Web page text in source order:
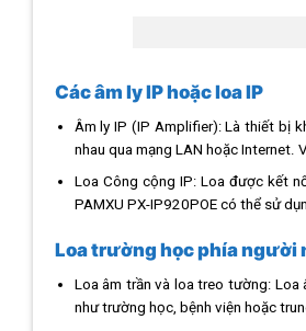
Các âm ly IP hoặc loa IP
Âm ly IP (IP Amplifier): Là thiết bị
nhau qua mạng LAN hoặc Internet.
Loa Công cộng IP: Loa được kết
PAMXU PX-IP920POE có thể sử
Loa trường học phía người
Loa âm trần và loa treo tường:
như trường học, bệnh viện hoặc